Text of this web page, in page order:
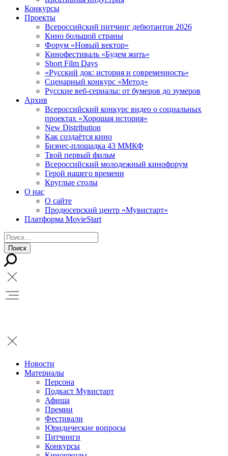
Конкурсы
Проекты
Всероссийский питчинг дебютантов 2026
Кино большой страны
Форум «Новый вектор»
Кинофестиваль «Будем жить»
Short Film Days
«Русский док: история и современность»
Сценарный конкурс «Метод»
Русские веб-сериалы: от бумеров до зумеров
Архив
Всероссийский конкурс видео о социальных
проектах «Хорошая история»
New Distribution
Как создаётся кино
Бизнес-площадка 43 ММКФ
Твой первый фильм
Всероссийский молодежный кинофорум
Герой нашего времени
Круглые столы
О нас
О сайте
Продюсерский центр «Мувистарт»
Платформа MovieStart
Новости
Материалы
Персона
Подкаст Мувистарт
Афиша
Премии
Фестивали
Юридические вопросы
Питчинги
Конкурсы